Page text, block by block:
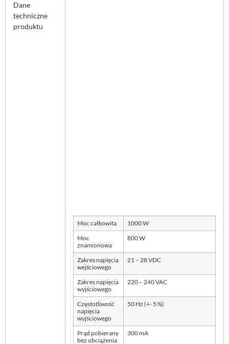
Dane
techniczne
produktu
Moc całkowita 1000 W
Moc
znamionowa
800 W
Zakres napięcia
wejściowego
21 – 28 VDC
Zakres napięcia
wyjściowego
220 – 240 VAC
Częstotliwość
napięcia
wyjściowego
50 Hz (+- 5 %)
Prąd pobierany
bez obciążenia
300 mA